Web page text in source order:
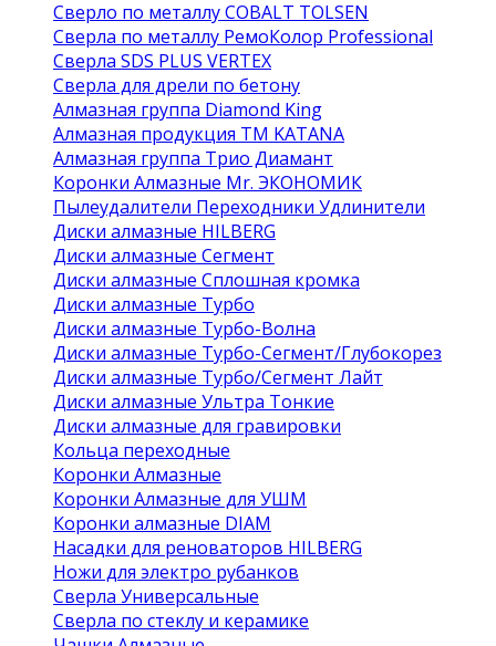
Сверло по металлу COBALT TOLSEN
Сверла по металлу РемоКолор Professional
Сверла SDS PLUS VERTEX
Сверла для дрели по бетону
Алмазная группа Diamond King
Алмазная продукция ТМ KATANA
Алмазная группа Трио Диамант
Коронки Алмазные Mr. ЭКОНОМИК
Пылеудалители Переходники Удлинители
Диски алмазные HILBERG
Диски алмазные Сегмент
Диски алмазные Сплошная кромка
Диски алмазные Турбо
Диски алмазные Турбо-Волна
Диски алмазные Турбо-Сегмент/Глубокорез
Диски алмазные Турбо/Сегмент Лайт
Диски алмазные Ультра Тонкие
Диски алмазные для гравировки
Кольца переходные
Коронки Алмазные
Коронки Алмазные для УШМ
Коронки алмазные DIAM
Насадки для реноваторов HILBERG
Ножи для электро рубанков
Сверла Универсальные
Сверла по стеклу и керамике